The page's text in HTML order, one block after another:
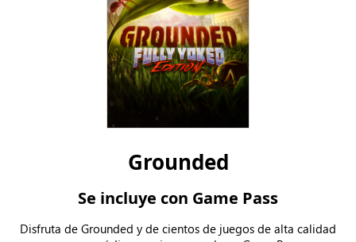
Grounded
Se incluye con Game Pass
Disfruta de Grounded y de cientos de juegos de alta calidad